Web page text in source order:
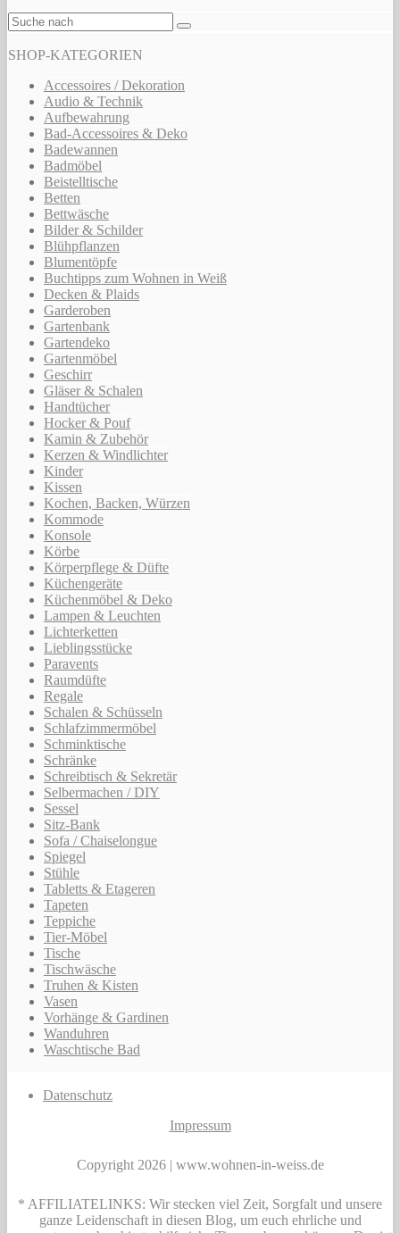
SHOP-KATEGORIEN
Accessoires / Dekoration
Audio & Technik
Aufbewahrung
Bad-Accessoires & Deko
Badewannen
Badmöbel
Beistelltische
Betten
Bettwäsche
Bilder & Schilder
Blühpflanzen
Blumentöpfe
Buchtipps zum Wohnen in Weiß
Decken & Plaids
Garderoben
Gartenbank
Gartendeko
Gartenmöbel
Geschirr
Gläser & Schalen
Handtücher
Hocker & Pouf
Kamin & Zubehör
Kerzen & Windlichter
Kinder
Kissen
Kochen, Backen, Würzen
Kommode
Konsole
Körbe
Körperpflege & Düfte
Küchengeräte
Küchenmöbel & Deko
Lampen & Leuchten
Lichterketten
Lieblingsstücke
Paravents
Raumdüfte
Regale
Schalen & Schüsseln
Schlafzimmermöbel
Schminktische
Schränke
Schreibtisch & Sekretär
Selbermachen / DIY
Sessel
Sitz-Bank
Sofa / Chaiselongue
Spiegel
Stühle
Tabletts & Etageren
Tapeten
Teppiche
Tier-Möbel
Tische
Tischwäsche
Truhen & Kisten
Vasen
Vorhänge & Gardinen
Wanduhren
Waschtische Bad
Datenschutz
Impressum
Copyright 2026 | www.wohnen-in-weiss.de
* AFFILIATELINKS: Wir stecken viel Zeit, Sorgfalt und unsere
ganze Leidenschaft in diesen Blog, um euch ehrliche und